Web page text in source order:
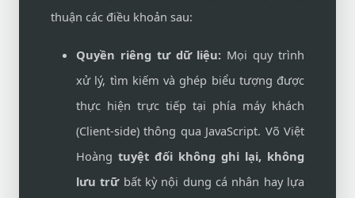
thuận các điều khoản sau:
Quyền riêng tư dữ liệu: Mọi quy trình
xử lý, tìm kiếm và ghép biểu tượng được
thực hiện trực tiếp tại phía máy khách
(Client-side) thông qua JavaScript. Võ Việt
Hoàng tuyệt đối không ghi lại, không
lưu trữbất kỳ nội dung cá nhân hay lựa